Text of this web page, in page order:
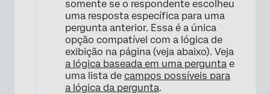
somente se o respondente escolheu
uma resposta específica para uma
pergunta anterior. Essa é a única
opção compatível com a lógica de
exibição na página (veja abaixo). Veja
a lógica baseada em uma pergunta e
uma lista de campos possíveis para
a lógica da pergunta.